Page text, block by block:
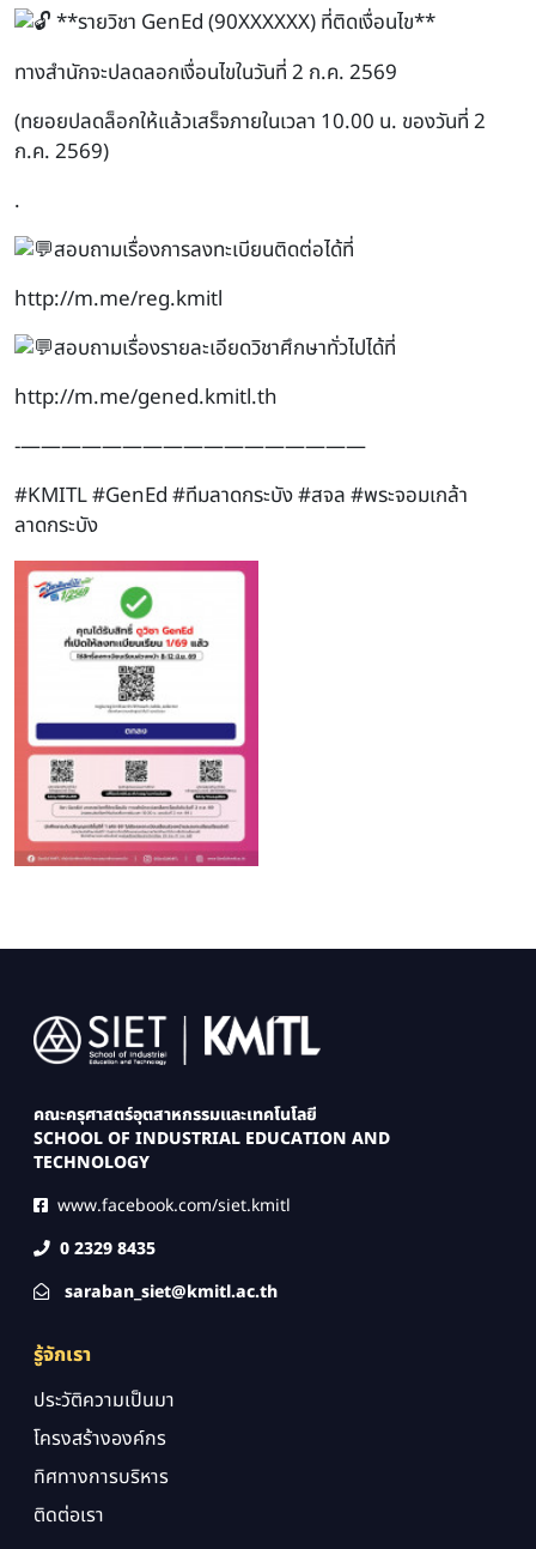
**รายวิชา GenEd (90XXXXXX) ที่ติดเงื่อนไข**
ทางสำนักจะปลดลอกเงื่อนไขในวันที่ 2 ก.ค. 2569
(ทยอยปลดล็อกให้แล้วเสร็จภายในเวลา 10.00 น. ของวันที่ 2
ก.ค. 2569)
.
สอบถามเรื่องการลงทะเบียนติดต่อได้ที่
http://m.me/reg.kmitl
สอบถามเรื่องรายละเอียดวิชาศึกษาทั่วไปได้ที่
http://m.me/gened.kmitl.th
-—————————————————
#KMITL#GenEd#ทีมลาดกระบัง#สจล#พระจอมเกล้า
ลาดกระบัง
Image
คณะครุศาสตร์อุตสาหกรรมและเทคโนโลยี
SCHOOL OF INDUSTRIAL EDUCATION AND
TECHNOLOGY
www.facebook.com/siet.kmitl
0 2329 8435
saraban_siet@kmitl.ac.th
รู้จักเรา
ประวัติความเป็นมา
โครงสร้างองค์กร
ทิศทางการบริหาร
ติดต่อเรา